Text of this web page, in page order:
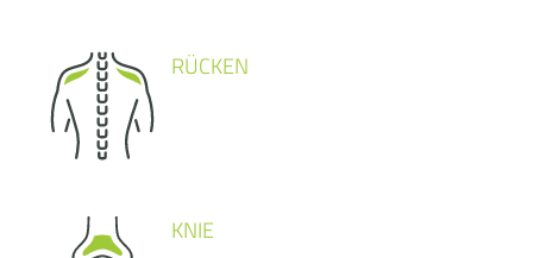
RÜCKEN
KNIE